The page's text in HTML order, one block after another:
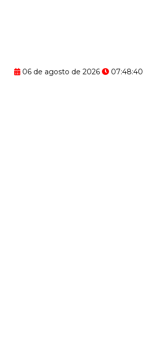
06 de agosto de 2026 07:48:41